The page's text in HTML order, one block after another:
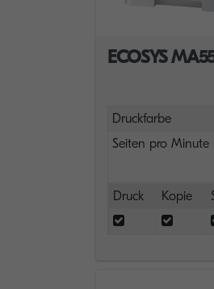
ECOSYS
Druckfarbe
Seiten pro Minute
Druck
Kopie